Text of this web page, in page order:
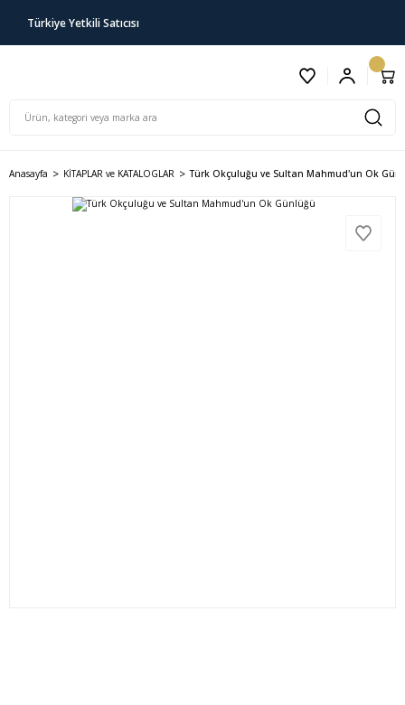
Türkiye Yetkili Satıcısı
Anasayfa KİTAPLAR ve KATALOGLAR Türk Okçuluğu ve Sultan Mahmud'un Ok